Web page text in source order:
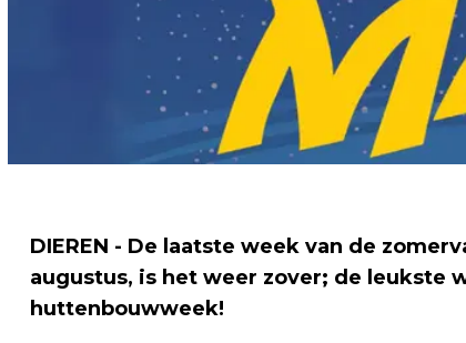
DIEREN - De laatste week van de
augustus, is het weer zover; de leukste
huttenbouwweek!